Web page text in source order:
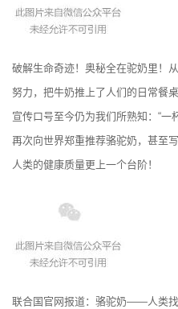
破解生命奇迹！奥秘全在驼奶里！
努力，把牛奶推上了人们的日常餐
宣传口号至今仍为我们所熟知：“一
再次向世界郑重推荐骆驼奶，甚至
人类的健康质量更上一个台阶！
联合国官网报道：骆驼奶——人类找